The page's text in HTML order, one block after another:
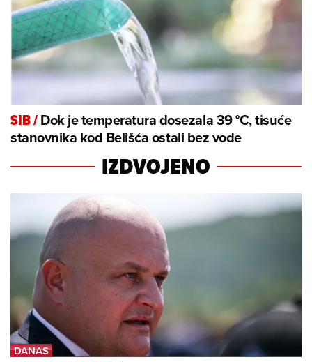
SIB/Dok je temperatura dosezala 39 °C, tisuće
stanovnika kod Belišća ostali bez vode
IZDVOJENO